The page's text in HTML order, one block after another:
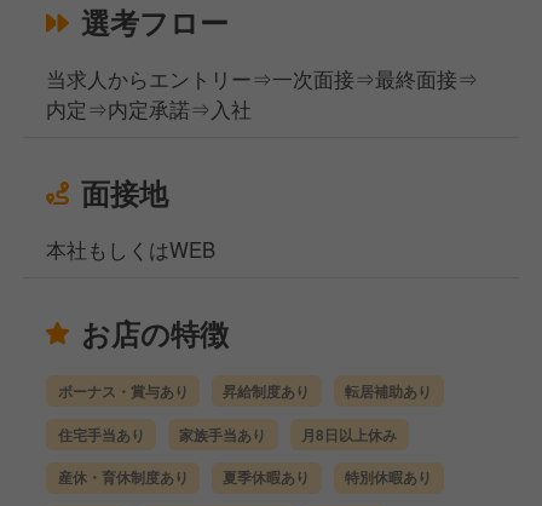
選考フロー
当求人からエントリー⇒一次面接⇒最終面接⇒
内定⇒内定承諾⇒入社
面接地
本社もしくはWEB
お店の特徴
ボーナス・賞与あり 昇給制度あり 転居補助あり
住宅手当あり 家族手当あり 月8日以上休み
産休・育休制度あり 夏季休暇あり 特別休暇あり